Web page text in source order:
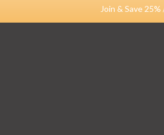
Join & Save